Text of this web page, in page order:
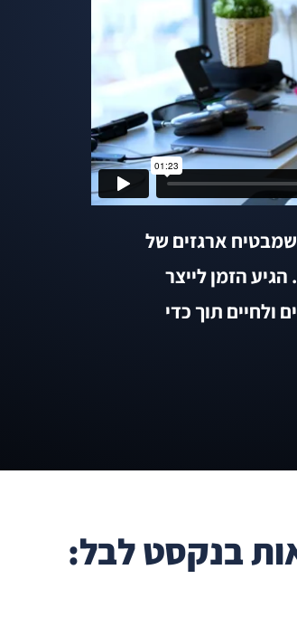
שמבטיח ארגזים של
הזמן לייצר
ולחיים תוך כדי
בנקסט לבל: